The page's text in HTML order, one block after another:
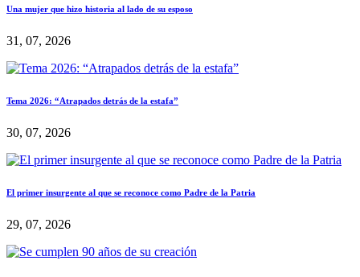
Una mujer que hizo historia al lado de su esposo
31, 07, 2026
Tema 2026: “Atrapados detrás de la estafa”
30, 07, 2026
El primer insurgente al que se reconoce como Padre de la Patria
29, 07, 2026